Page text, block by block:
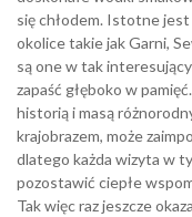
się chłodem. Istotne
okolice takie jak Garni,
są one w tak
zapaść głęboko w
historią i masą
krajobrazem, może
dlatego każda wizyta w
pozostawić ciepłe
Tak więc raz jeszcze